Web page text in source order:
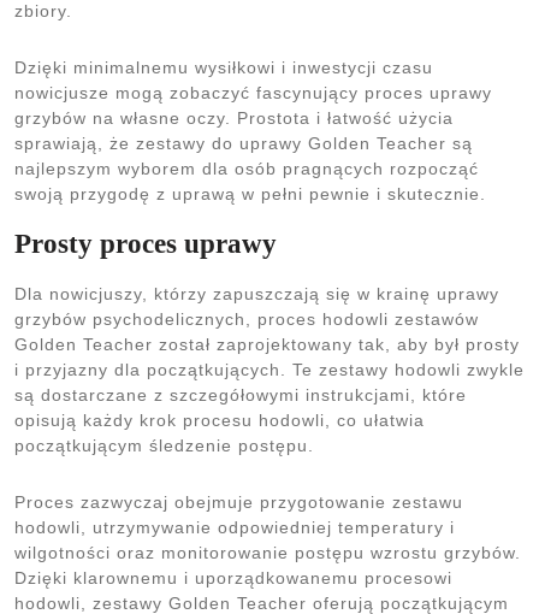
zbiory.
Dzięki minimalnemu wysiłkowi i inwestycji czasu
nowicjusze mogą zobaczyć fascynujący proces uprawy
grzybów na własne oczy. Prostota i łatwość użycia
sprawiają, że zestawy do uprawy Golden Teacher są
najlepszym wyborem dla osób pragnących rozpocząć
swoją przygodę z uprawą w pełni pewnie i skutecznie.
Prosty proces uprawy
Dla nowicjuszy, którzy zapuszczają się w krainę uprawy
grzybów psychodelicznych, proces hodowli zestawów
Golden Teacher został zaprojektowany tak, aby był prosty
i przyjazny dla początkujących. Te zestawy hodowli zwykle
są dostarczane z szczegółowymi instrukcjami, które
opisują każdy krok procesu hodowli, co ułatwia
początkującym śledzenie postępu.
Proces zazwyczaj obejmuje przygotowanie zestawu
hodowli, utrzymywanie odpowiedniej temperatury i
wilgotności oraz monitorowanie postępu wzrostu grzybów.
Dzięki klarownemu i uporządkowanemu procesowi
hodowli, zestawy Golden Teacher oferują początkującym